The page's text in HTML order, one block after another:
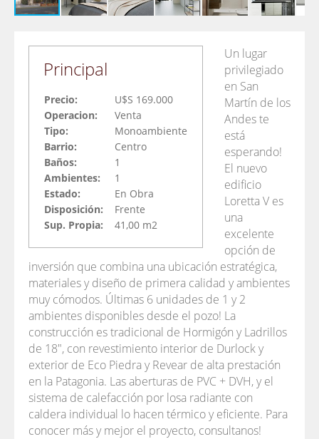
Principal
Precio:
U$S 169.000
Operacion:
Venta
Tipo:
Monoambiente
Barrio:
Centro
Baños:
1
Ambientes:
1
Estado:
En Obra
Disposición:
Frente
Sup. Propia:
41,00 m2
Un lugar
privilegiado
en San
Martín de los
Andes te
está
esperando!
El nuevo
edificio
Loretta V es
una
excelente
opción de
inversión que combina una ubicación estratégica,
materiales y diseño de primera calidad y ambientes
muy cómodos. Últimas 6 unidades de 1 y 2
ambientes disponibles desde el pozo! La
construcción es tradicional de Hormigón y Ladrillos
de 18", con revestimiento interior de Durlock y
exterior de Eco Piedra y Revear de alta prestación
en la Patagonia. Las aberturas de PVC + DVH, y el
sistema de calefacción por losa radiante con
caldera individual lo hacen térmico y eficiente. Para
conocer más y mejor el proyecto, consultanos!